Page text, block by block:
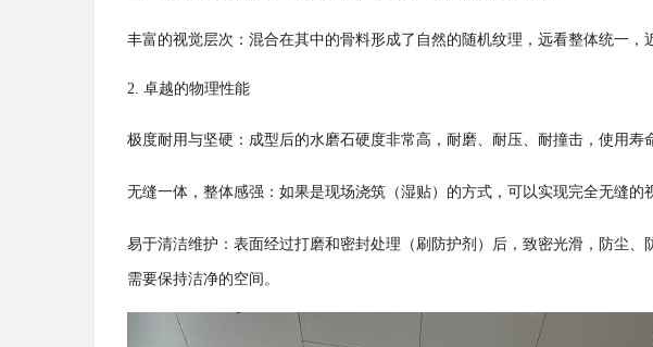
丰富的视觉层次：混合在其中的骨料形成了自然的随机纹理，远看整体统一，
2. 卓越的物理性能
极度耐用与坚硬：成型后的水磨石硬度非常高，耐磨、耐压、耐撞击，使用
无缝一体，整体感强：如果是现场浇筑（湿贴）的方式，可以实现完全无缝
易于清洁维护：表面经过打磨和密封处理（刷防护剂）后，致密光滑，防尘
需要保持洁净的空间。